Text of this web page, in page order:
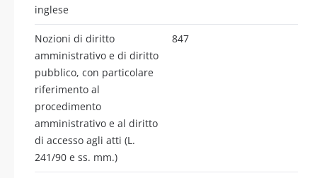
inglese
Nozioni di diritto
amministrativo e di diritto
pubblico, con particolare
riferimento al
procedimento
amministrativo e al diritto
di accesso agli atti (L.
241/90 e ss. mm.)
847